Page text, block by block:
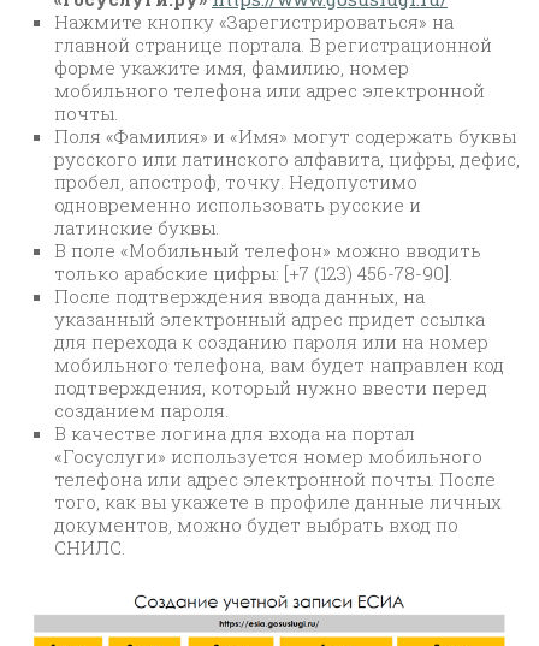
Нажмите кнопку «Зарегистрироваться» на
главной странице портала. В регистрационной
форме укажите имя, фамилию, номер
мобильного телефона или адрес электронной
почты.
Поля «Фамилия» и «Имя» могут содержать буквы
русского или латинского алфавита, цифры, дефис,
пробел, апостроф, точку. Недопустимо
одновременно использовать русские и
латинские буквы.
В поле «Мобильный телефон» можно вводить
только арабские цифры: [+7 (123) 456-78-90].
После подтверждения ввода данных, на
указанный электронный адрес придет ссылка
для перехода к созданию пароля или на номер
мобильного телефона, вам будет направлен код
подтверждения, который нужно ввести перед
созданием пароля.
В качестве логина для входа на портал
«Госуслуги» используется номер мобильного
телефона или адрес электронной почты. После
того, как вы укажете в профиле данные личных
документов, можно будет выбрать вход по
СНИЛС.